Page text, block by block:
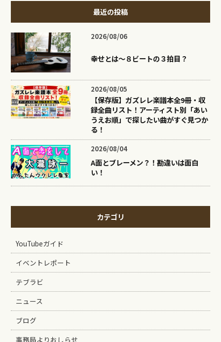
最近の投稿
2026/08/06
幸せとは〜８ビートの３拍目？
2026/08/05
【保存版】ガズレレ楽譜本全9冊・収
録全曲リスト！アーティスト別「あい
うえお順」で探したい曲がすぐ見つか
る！
2026/08/04
A面とブレーメン？！勘違いは面白
い！
カテゴリ
YouTubeガイド
イベントレポート
テブラビ
ニュース
ブログ
事務局よりおしらせ